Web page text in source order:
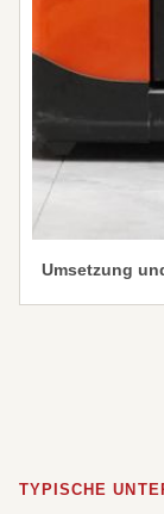
Umsetzung
TYPISCHE